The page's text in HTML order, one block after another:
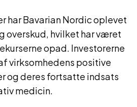
har Bavarian Nordic oplevet
hvilket har været
opad. Investorerne
virksomhedens positive
og deres fortsatte indsats
medicin.